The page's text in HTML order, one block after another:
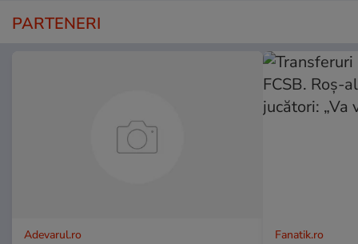
PARTENERI
Adevarul.ro Fanatik.ro